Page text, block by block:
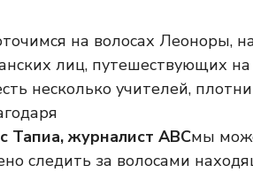
на волосах Леоноры,
лиц, путешествующих на
несколько учителей,
Тапиа, журналист ABCмы
следить за волосами